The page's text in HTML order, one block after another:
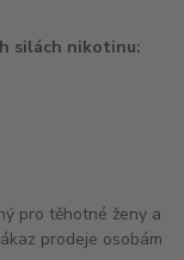
silách nikotinu:
pro těhotné ženy a
prodeje osobám